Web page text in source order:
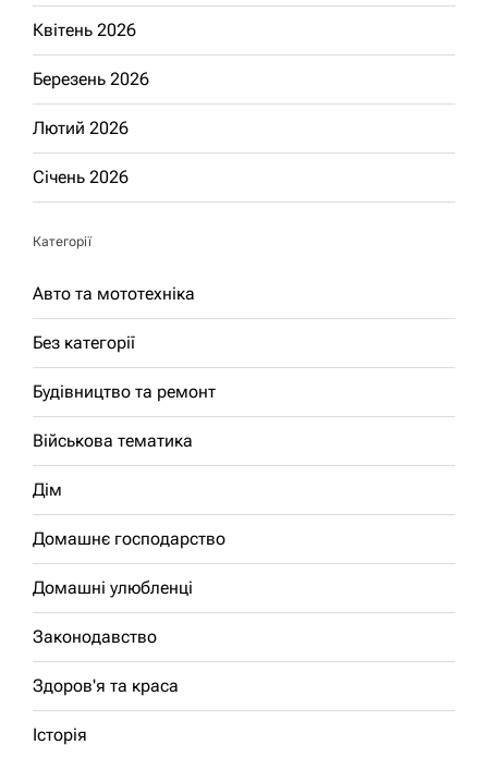
Квітень 2026
Березень 2026
Лютий 2026
Січень 2026
Категорії
Авто та мототехніка
Без категорії
Будівництво та ремонт
Військова тематика
Дім
Домашнє господарство
Домашні улюбленці
Законодавство
Здоров'я та краса
Історія